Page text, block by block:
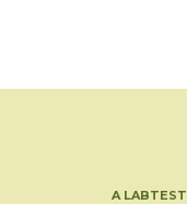
A LABTEST